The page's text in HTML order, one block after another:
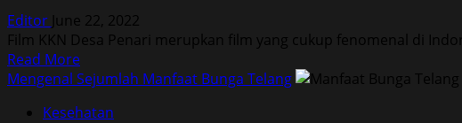
Rumahan
Editor June 22, 2022
Film KKN Desa Penari merupkan film yang cukup fenomenal di
Read MoreRead
more
KKN
Mengenal Sejumlah Manfaat Bunga Telang
Kesehatan